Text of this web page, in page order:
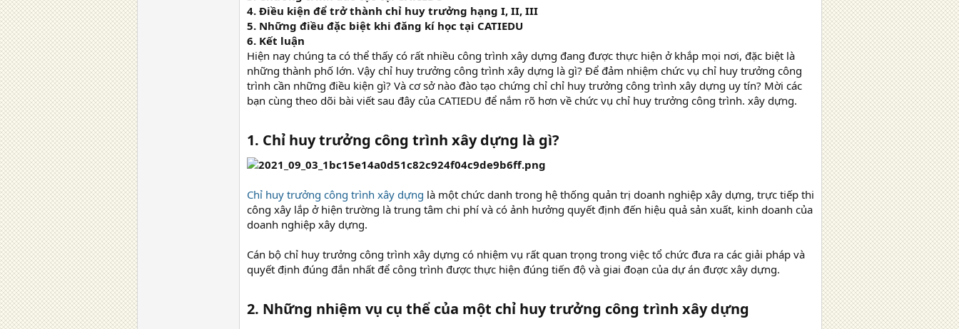
4. Điều kiện để trở thành chỉ huy trưởng hạng I, II, III
5. Những điều đặc biệt khi đăng kí học tại CATIEDU
6. Kết luận
Hiện nay chúng ta có thể thấy có rất nhiều công trình xây dựng đang được thực hiện ở khắp mọi nơi, đặc biệt là
những thành phố lớn. Vậy chỉ huy trưởng công trình xây dựng là gì? Để đảm nhiệm chức vụ chỉ huy trưởng công
trình cần những điều kiện gì? Và cơ sở nào đào tạo chứng chỉ chỉ huy trưởng công trình xây dựng uy tín? Mời các
bạn cùng theo dõi bài viết sau đây của CATIEDU để nắm rõ hơn về chức vụ chỉ huy trưởng công trình. xây dựng.
1. Chỉ huy trưởng công trình xây dựng là gì?
Chỉ huy trưởng công trình xây dựng là một chức danh trong hệ thống quản trị doanh nghiệp xây dựng, trực tiếp thi
công xây lắp ở hiện trường là trung tâm chi phí và có ảnh hưởng quyết định đến hiệu quả sản xuất, kinh doanh của
doanh nghiệp xây dựng.
Cán bộ chỉ huy trưởng công trình xây dựng có nhiệm vụ rất quan trọng trong việc tổ chức đưa ra các giải pháp và
quyết định đúng đắn nhất để công trình được thực hiện đúng tiến độ và giai đoạn của dự án được xây dựng.
2. Những nhiệm vụ cụ thể của một chỉ huy trưởng công trình xây dựng